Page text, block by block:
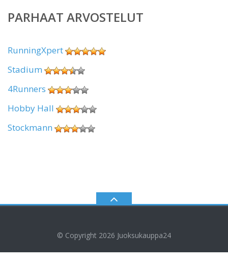
PARHAAT ARVOSTELUT
RunningXpert
Stadium
4Runners
Hobby Hall
Stockmann
© Copyright 2026 Juoksukauppa24